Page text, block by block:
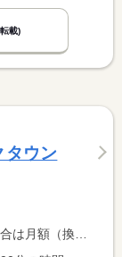
載)
ウン
間額を表示しています。